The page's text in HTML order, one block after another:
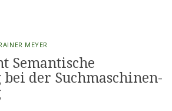
MEYER
Semantische
der Suchmaschinen-